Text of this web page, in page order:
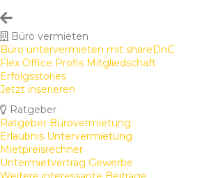
Büro vermieten
Büro untervermieten mit shareDnC
Flex Office Profis Mitgliedschaft
Erfolgsstories
Jetzt inserieren
Ratgeber
Ratgeber Bürovermietung
Erlaubnis Untervermietung
Mietpreisrechner
Untermietvertrag Gewerbe